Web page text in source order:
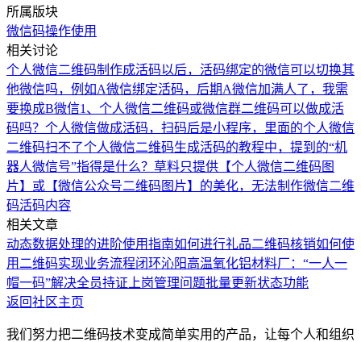
所属版块
微信码操作使用
相关讨论
个人微信二维码制作成活码以后，活码绑定的微信可以切换其
他微信吗，例如A微信绑定活码，后期A微信加满人了，我需
要换成B微信1、个人微信二维码或微信群二维码可以做成活
码吗？ 个人微信做成活码，扫码后是小程序，里面的个人微信
二维码扫不了个人微信二维码生成活码的教程中，提到的“机
器人微信号”指得是什么？ 草料只提供【个人微信二维码图
片】或【微信公众号二维码图片】的美化，无法制作微信二维
码活码内容
相关文章
动态数据处理的进阶使用指南如何进行礼品二维码核销如何使
用二维码实现业务流程闭环沁阳高温氧化铝材料厂：“一人一
帽一码”解决全员持证上岗管理问题批量更新状态功能
返回社区主页
我们努力把二维码技术变成简单实用的产品，让每个人和组织